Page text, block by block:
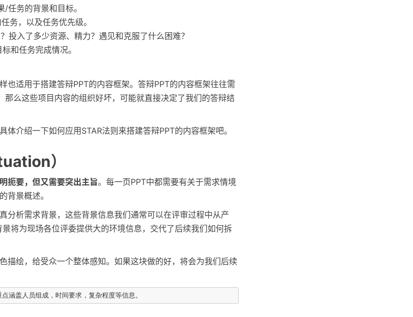
任务的背景和目标。
务，以及任务优先级。
投入了多少资源、精力？遇见和克服了什么困难？
和任务完成情况。
也适用于搭建答辩PPT的内容框架。答辩PPT的内容框架往往需
么这些项目内容的组织好坏，可能就直接决定了我们的答辩结
体介绍一下如何应用STAR法则来搭建答辩PPT的内容框架吧。
）
扼要，但又需要突出主旨。每一页PPT中都需要有关于需求情境
背景概述。
分析需求背景，这些背景信息我们通常可以在评审过程中从产
将为现场各位评委提供大的环境信息，交代了后续我们如何拆
绘，给受众一个整体感知。如果这块做的好，将会为我们后续